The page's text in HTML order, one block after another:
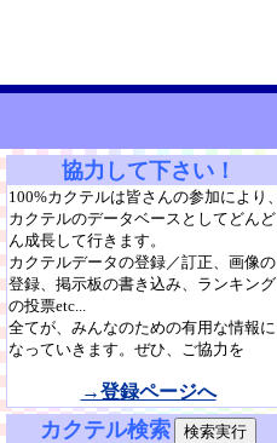
協力して下さい！
100%カクテルは皆さんの参加により、
カクテルのデータベースとしてどんど
ん成長して行きます。
カクテルデータの登録／訂正、画像の
登録、掲示板の書き込み、ランキング
の投票etc...
全てが、みんなのための有用な情報に
なっていきます。ぜひ、ご協力を
→登録ページへ
カクテル検索